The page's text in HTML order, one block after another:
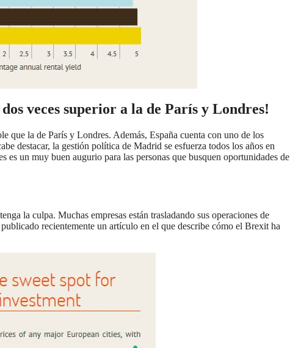
veces superior a la de París y Londres!
que la de París y Londres. Además, España cuenta con uno de los
destacar, la gestión política de Madrid se esfuerza todos los años en
un muy buen augurio para las personas que busquen oportunidades de
la culpa. Muchas empresas están trasladando sus operaciones de
recientemente un artículo en el que describe cómo el Brexit ha